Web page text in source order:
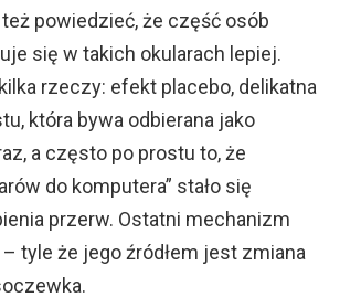
powiedzieć, że część osób
się w takich okularach lepiej.
rzeczy: efekt placebo, delikatna
która bywa odbierana jako
a często po prostu to, że
do komputera” stało się
przerw. Ostatni mechanizm
– tyle że jego źródłem jest zmiana